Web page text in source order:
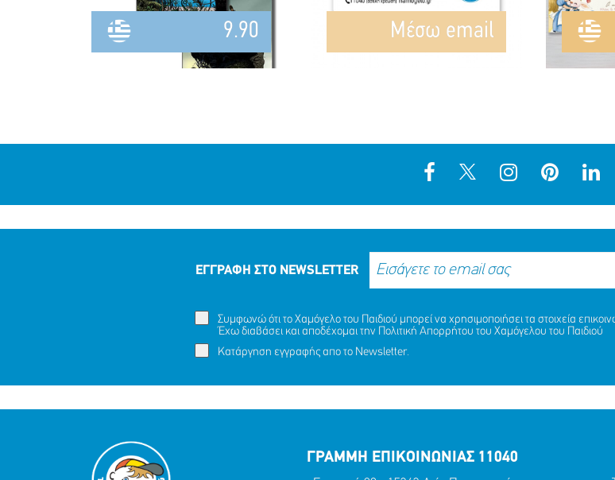
9.90 Mέσω email
ΕΓΓΡΑΦΗ ΣΤΟ NEWSLETTER
Συμφωνώ ότι το Χαμόγελο του Παιδιού μπορεί να χρησιμοποιήσει τα στοιχεία
Έχω διαβάσει και αποδέχομαι την Πολιτική Απορρήτου του Χαμόγελου του Παιδιού
Κατάργηση εγγραφής απο το Newsletter.
ΓΡΑΜΜΗ ΕΠΙΚΟΙΝΩΝΙΑΣ 11040